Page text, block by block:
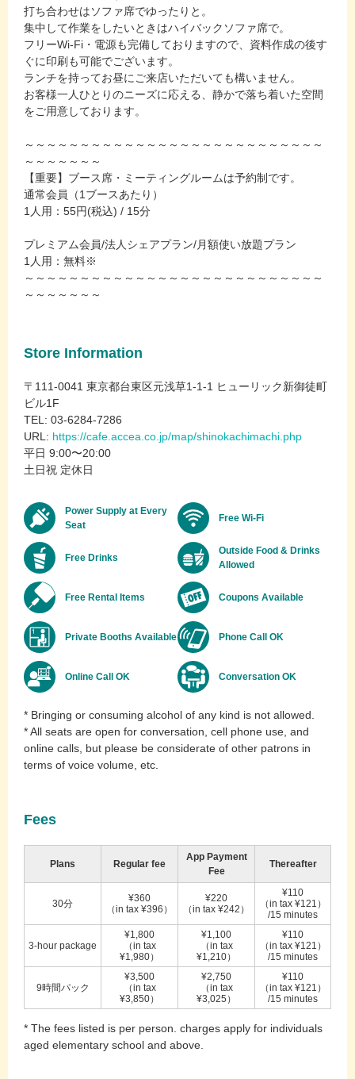
打ち合わせはソファ席でゆったりと。
集中して作業をしたいときはハイバックソファ席で。
フリーWi-Fi・電源も完備しておりますので、資料作成の後す
ぐに印刷も可能でございます。
ランチを持ってお昼にご来店いただいても構いません。
お客様一人ひとりのニーズに応える、静かで落ち着いた空間
をご用意しております。
～～～～～～～～～～～～～～～～～～～～～～～～～～～
～～～～～～～
【重要】ブース席・ミーティングルームは予約制です。
通常会員（1ブースあたり）
1人用：55円(税込) / 15分
プレミアム会員/法人シェアプラン/月額使い放題プラン
1人用：無料※
～～～～～～～～～～～～～～～～～～～～～～～～～～～
～～～～～～～
Store Information
〒111-0041 東京都台東区元浅草1-1-1 ヒューリック新御徒町
ビル1F
TEL: 03-6284-7286
URL: https://cafe.accea.co.jp/map/shinokachimachi.php
平日 9:00〜20:00
土日祝 定休日
Power Supply at Every
Seat
Free Wi-Fi
Free Drinks
Outside Food & Drinks
Allowed
Free Rental Items Coupons Available
Private Booths Available Phone Call OK
Online Call OK Conversation OK
* Bringing or consuming alcohol of any kind is not allowed.
* All seats are open for conversation, cell phone use, and
online calls, but please be considerate of other patrons in
terms of voice volume, etc.
Fees
Plans Regular fee
App Payment
Fee
Thereafter
30分
¥360
（in tax ¥396）
¥220
（in tax ¥242）
¥110
（in tax ¥121）
/15 minutes
3-hour package
¥1,800
（in tax
¥1,980）
¥1,100
（in tax
¥1,210）
¥110
（in tax ¥121）
/15 minutes
9時間パック
¥3,500
（in tax
¥3,850）
¥2,750
（in tax
¥3,025）
¥110
（in tax ¥121）
/15 minutes
* The fees listed is per person. charges apply for individuals
aged elementary school and above.